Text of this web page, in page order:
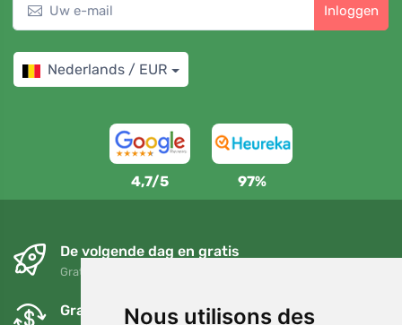
Nous utilisons des
Inloggen
Nederlands / EUR
4,7/5 97%
De volgende dag en gratis
Gratis verzending voor bestellingen boven 95 EUR
Gratis ruilen en retourneren